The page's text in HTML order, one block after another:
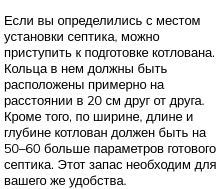
Если вы определились с местом
установки септика, можно
приступить к подготовке котлована.
Кольца в нем должны быть
расположены примерно на
расстоянии в 20 см друг от друга.
Кроме того, по ширине, длине и
глубине котлован должен быть на
50–60 больше параметров готового
септика. Этот запас необходим для
вашего же удобства.